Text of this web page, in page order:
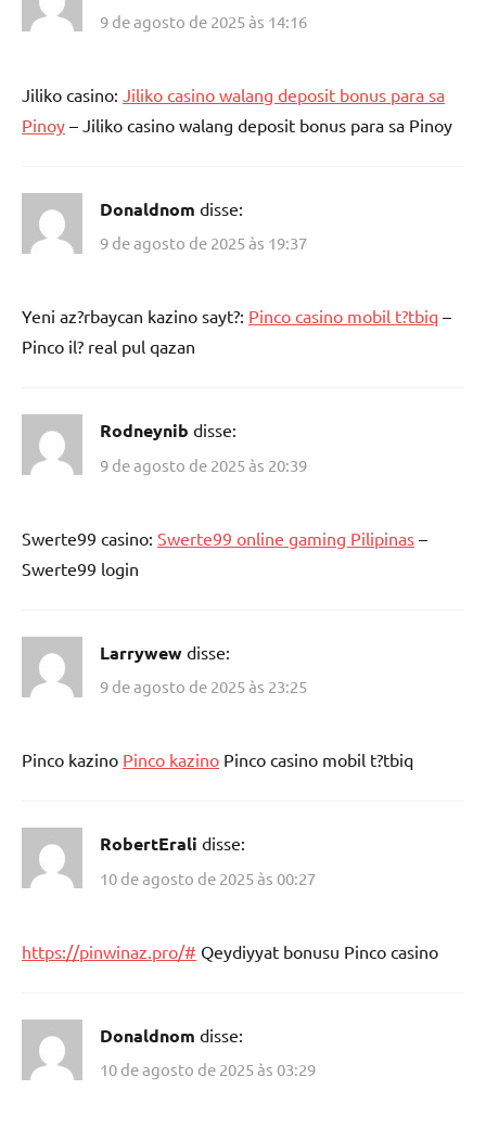
9 de agosto de 2025 às 14:16
Jiliko casino: Jiliko casino walang deposit bonus para sa
Pinoy – Jiliko casino walang deposit bonus para sa Pinoy
Donaldnom disse:
9 de agosto de 2025 às 19:37
Yeni az?rbaycan kazino sayt?: Pinco casino mobil t?tbiq –
Pinco il? real pul qazan
Rodneynib disse:
9 de agosto de 2025 às 20:39
Swerte99 casino: Swerte99 online gaming Pilipinas –
Swerte99 login
Larrywew disse:
9 de agosto de 2025 às 23:25
Pinco kazino Pinco kazino Pinco casino mobil t?tbiq
RobertErali disse:
10 de agosto de 2025 às 00:27
https://pinwinaz.pro/# Qeydiyyat bonusu Pinco casino
Donaldnom disse:
10 de agosto de 2025 às 03:29